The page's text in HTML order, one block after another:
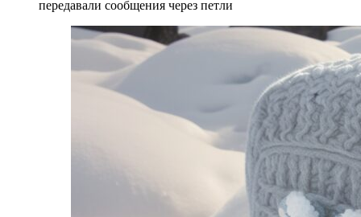
передавали сообщения через петли